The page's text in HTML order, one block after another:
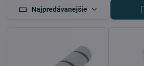
Najpredávanejšie